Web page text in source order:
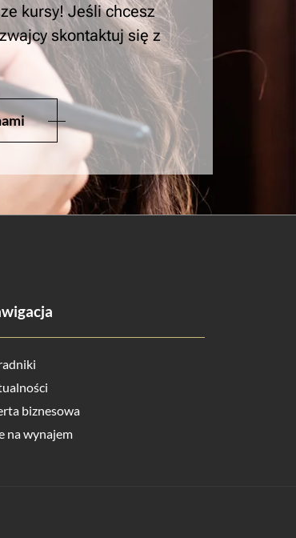
kursy! Jeśli chcesz
skontaktuj się z
biznesowa
na wynajem